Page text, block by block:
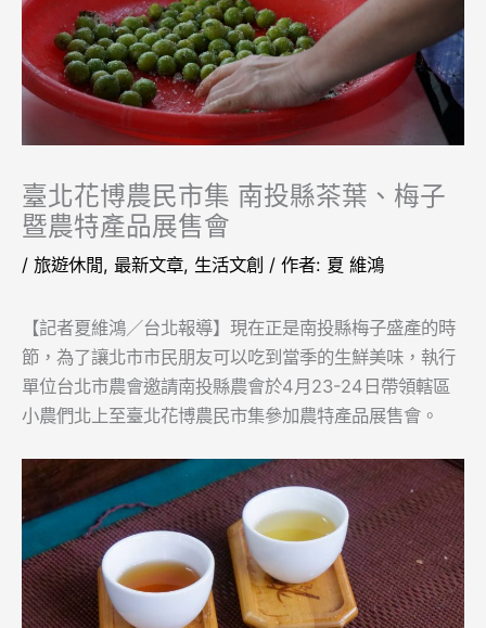
臺北花博農民市集 南投縣茶葉、梅子
暨農特產品展售會
/ 旅遊休閒, 最新文章, 生活文創 / 作者: 夏 維鴻
【記者夏維鴻／台北報導】現在正是南投縣梅子盛產的時
節，為了讓北市市民朋友可以吃到當季的生鮮美味，執行
單位台北市農會邀請南投縣農會於4月23-24日帶領轄區
小農們北上至臺北花博農民市集參加農特產品展售會。